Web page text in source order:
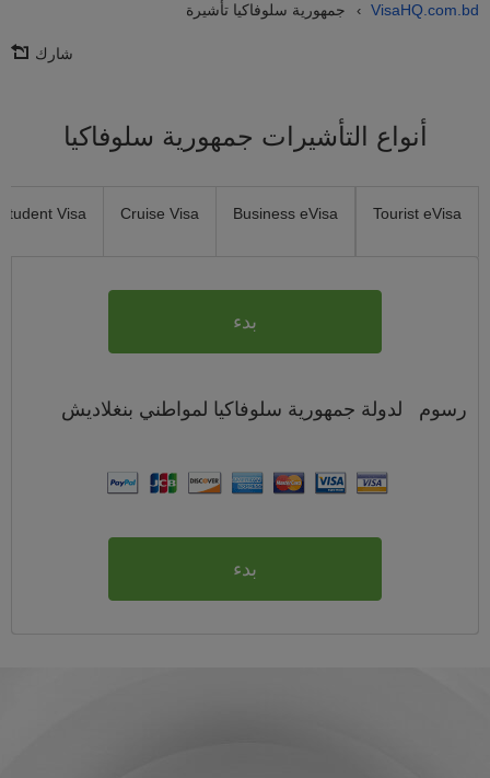
VisaHQ.com.bd
› جمهورية سلوفاكيا تأشيرة
شارك
أنواع التأشيرات جمهورية سلوفاكيا
Tourist eVisa
Business eVisa
Cruise Visa
Student Visa
بدء
رسوم لدولة جمهورية سلوفاكيا لمواطني بنغلاديش
بدء